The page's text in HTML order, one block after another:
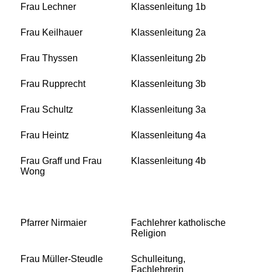
Frau Lechner Klassenleitung 1b
Frau Keilhauer Klassenleitung 2a
Frau Thyssen Klassenleitung 2b
Frau Rupprecht Klassenleitung 3b
Frau Schultz Klassenleitung 3a
Frau Heintz Klassenleitung 4a
Frau Graff und Frau
Wong
Klassenleitung 4b
Pfarrer Nirmaier
Fachlehrer katholische
Religion
Frau Müller-Steudle
Schulleitung,
Fachlehrerin